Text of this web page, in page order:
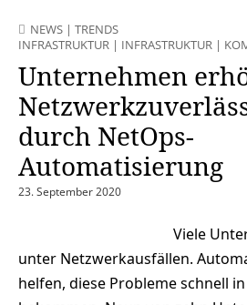
NEWS | TRENDS
INFRASTRUKTUR | INFRASTRUKTUR |
Unternehmen
durch NetOps-
Automatisierung
23. September 2020
Viele
unter Netzwerkausfällen.
helfen, diese Probleme schnell